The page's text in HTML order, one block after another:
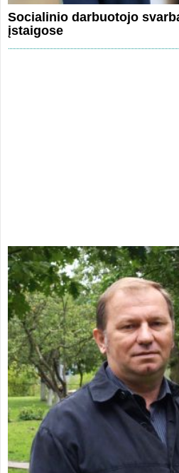
Socialinio darbuotojo
įstaigose